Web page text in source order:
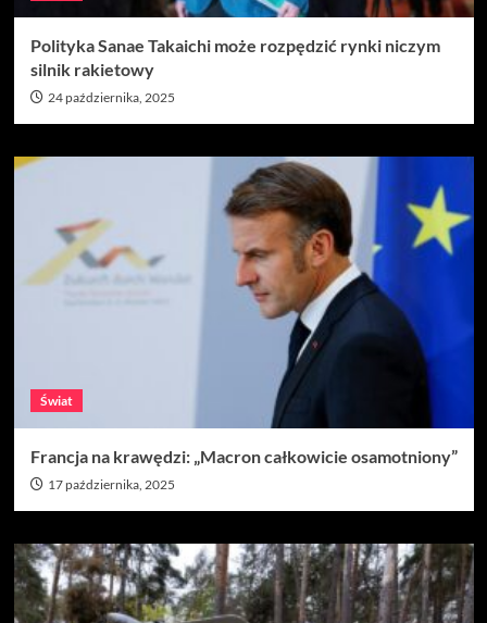
Polityka Sanae Takaichi może rozpędzić rynki niczym
silnik rakietowy
24 października, 2025
Świat
Francja na krawędzi: „Macron całkowicie osamotniony”
17 października, 2025